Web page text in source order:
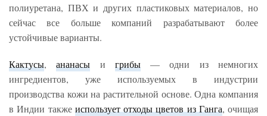
полиуретана, ПВХ и других пластиковых материалов, но
сейчас все больше компаний разрабатывают более
устойчивые варианты.
Кактусы,ананасы и грибы— одни из немногих
ингредиентов, уже используемых в индустрии
производства кожи на растительной основе. Одна компания
в Индии также использует отходы цветов из Ганга, очищая